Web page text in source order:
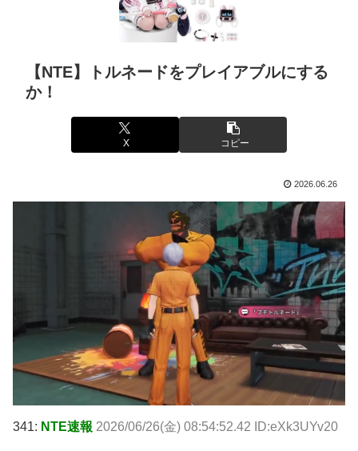
【NTE】トルネードをプレイアブルにする
か！
X コピー
2026.06.26
341: NTE速報 2026/06/26(金) 08:54:52.42 ID:eXk3UYv20